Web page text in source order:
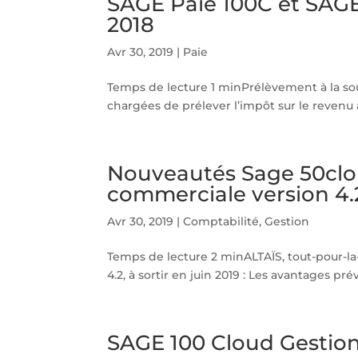
2018
Avr 30, 2019 | Paie
Temps de lecture 1 minPrélèvement à la
chargées de prélever l’impôt sur le revenu
Nouveautés Sage
commerciale version
Avr 30, 2019 |Comptabilité,Gestion
Temps de lecture 2 minALTAÏS, tout-
4.2, à sortir en juin 2019 : Les avantages
SAGE 100 Cloud